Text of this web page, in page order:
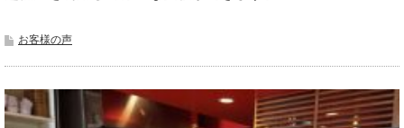
お客様の声